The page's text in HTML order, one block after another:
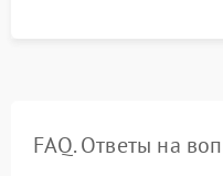
FAQ. Ответы на